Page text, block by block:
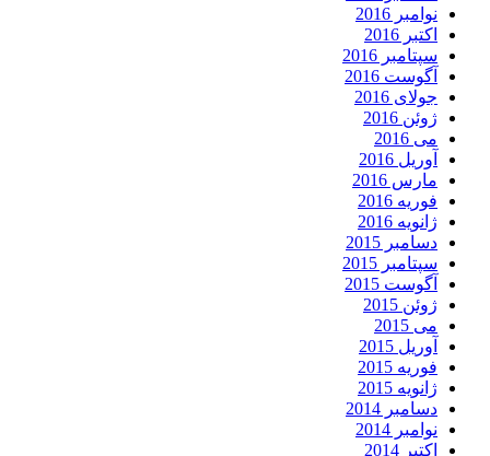
نوامبر 2016
اکتبر 2016
سپتامبر 2016
آگوست 2016
جولای 2016
ژوئن 2016
می 2016
آوریل 2016
مارس 2016
فوریه 2016
ژانویه 2016
دسامبر 2015
سپتامبر 2015
آگوست 2015
ژوئن 2015
می 2015
آوریل 2015
فوریه 2015
ژانویه 2015
دسامبر 2014
نوامبر 2014
اکتبر 2014